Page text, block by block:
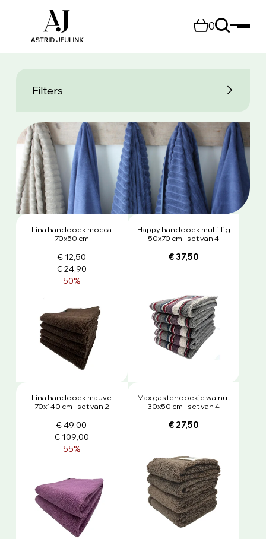
0
Filters
Lina handdoek mocca
70x50 cm
€ 12,50
€ 24,90
50%
Happy handdoek multi fig
50x70 cm - set van 4
€ 37,50
Lina handdoek mauve
70x140 cm - set van 2
€ 49,00
€ 109,00
55%
Max gastendoekje walnut
30x50 cm - set van 4
€ 27,50